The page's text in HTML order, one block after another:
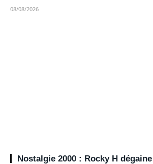
08/08/2026
Nostalgie 2000 : Rocky H